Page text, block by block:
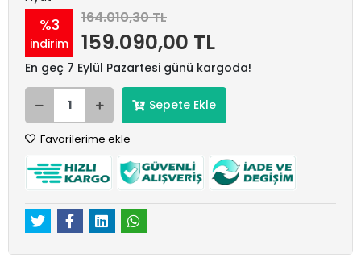
%3
indirim
164.010,30 TL
159.090,00 TL
En geç 7 Eylül Pazartesi günü kargoda!
Sepete Ekle
Favorilerime ekle